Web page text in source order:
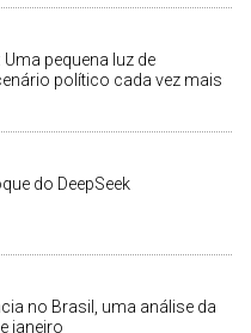
pequena luz de
político cada vez mais
do DeepSeek
no Brasil, uma análise da
janeiro